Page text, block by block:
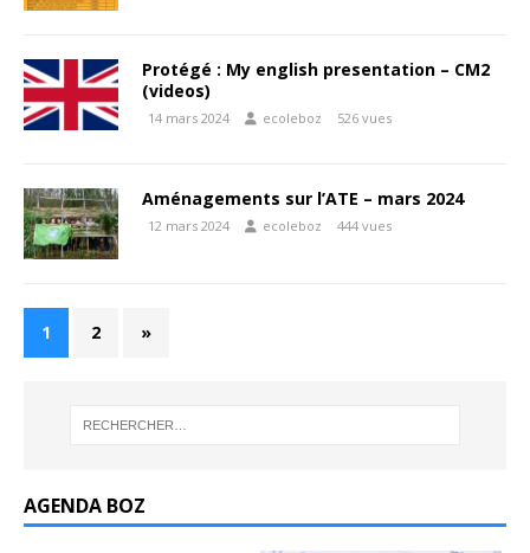
Protégé : My english presentation – CM2
(videos)
14 mars 2024 ecoleboz 526 vues
Aménagements sur l’ATE – mars 2024
12 mars 2024 ecoleboz 444 vues
1 2 »
AGENDA BOZ